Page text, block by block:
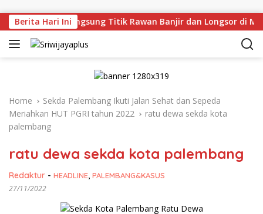
Berita Hari Ini
Deru Tinjau Langsung Titik Rawan Banjir dan Longsor di
Home
Sekda Palembang Ikuti Jalan Sehat dan Sepeda
Meriahkan HUT PGRI tahun 2022
ratu dewa sekda kota
palembang
ratu dewa sekda kota palembang
Redaktur - HEADLINE, PALEMBANG&KASUS
27/11/2022